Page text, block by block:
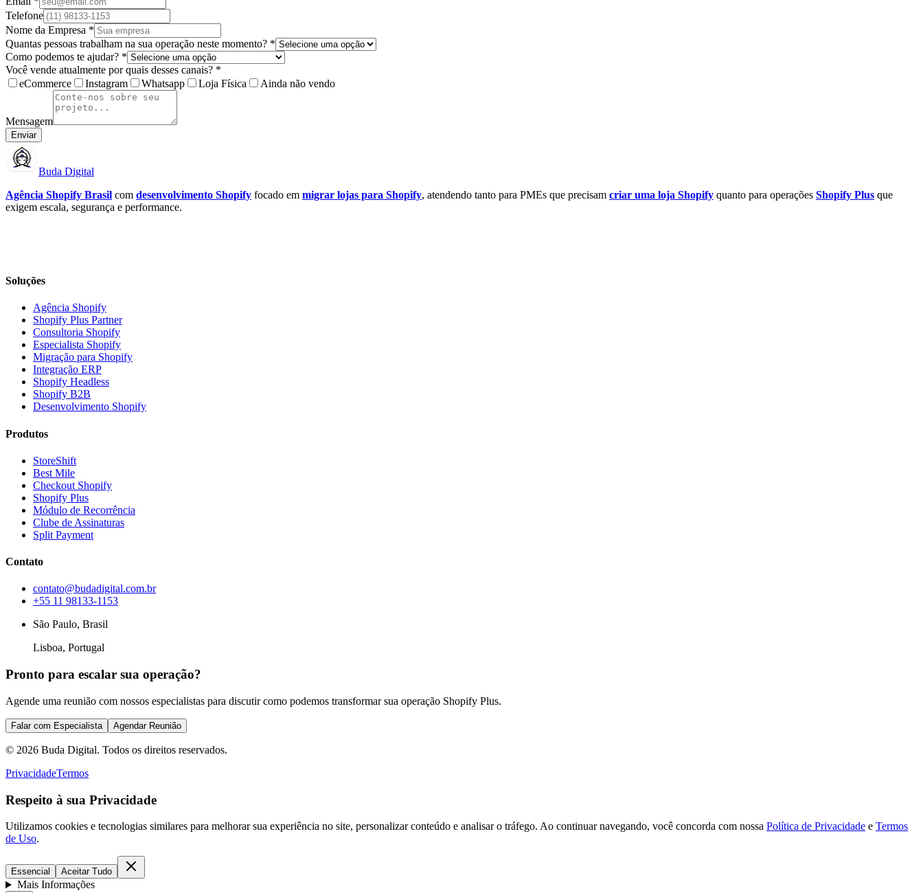
Telefone
Nome da Empresa *
Quantas pessoas trabalham na sua operação neste momento? *
Como podemos te ajudar? *
Você vende atualmente por quais desses canais? *
eCommerce
Instagram Whatsapp Loja Física Ainda não vendo
Mensagem
Enviar
Buda Digital
Agência Shopify Brasil com desenvolvimento Shopify focado em migrar lojas para Shopify, atendendo tanto para PMEs que precisam criar uma loja Shopify quanto para operações Shopify Plus que
exigem escala, segurança e performance.
Soluções
Agência Shopify
Shopify Plus Partner
Consultoria Shopify
Especialista Shopify
Migração para Shopify
Integração ERP
Shopify Headless
Shopify B2B
Desenvolvimento Shopify
Produtos
StoreShift
Best Mile
Checkout Shopify
Shopify Plus
Módulo de Recorrência
Clube de Assinaturas
Split Payment
Contato
contato@budadigital.com.br
+55 11 98133-1153
São Paulo, Brasil
Lisboa, Portugal
Pronto para escalar sua operação?
Agende uma reunião com nossos especialistas para discutir como podemos transformar sua operação Shopify Plus.
Falar com Especialista Agendar Reunião
© 2026 Buda Digital. Todos os direitos reservados.
PrivacidadeTermos
Respeito à sua Privacidade
Utilizamos cookies e tecnologias similares para melhorar sua experiência no site, personalizar conteúdo e analisar o tráfego. Ao continuar navegando, você concorda com nossa Política de Privacidade e Termos
de Uso.
Essencial Aceitar Tudo
Mais Informações